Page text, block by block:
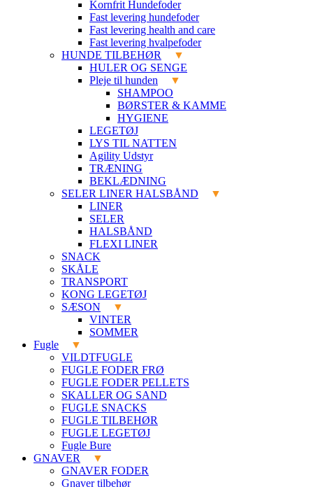
Kornfrit Hundefoder
Fast levering hundefoder
Fast levering health and care
Fast levering hvalpefoder
HUNDE TILBEHØR
HULER OG SENGE
Pleje til hunden
SHAMPOO
BØRSTER & KAMME
HYGIENE
LEGETØJ
LYS TIL NATTEN
Agility Udstyr
TRÆNING
BEKLÆDNING
SELER LINER HALSBÅND
LINER
SELER
HALSBÅND
FLEXI LINER
SNACK
SKÅLE
TRANSPORT
KONG LEGETØJ
SÆSON
VINTER
SOMMER
Fugle
VILDTFUGLE
FUGLE FODER FRØ
FUGLE FODER PELLETS
SKALLER OG SAND
FUGLE SNACKS
FUGLE TILBEHØR
FUGLE LEGETØJ
Fugle Bure
GNAVER
GNAVER FODER
Gnaver tilbehør